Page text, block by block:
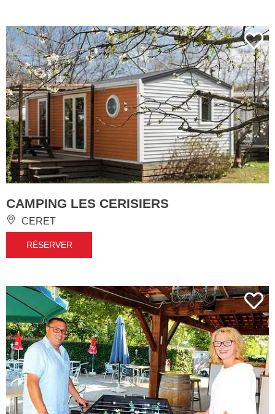
CAMPING LES CERISIERS
CERET
RÉSERVER